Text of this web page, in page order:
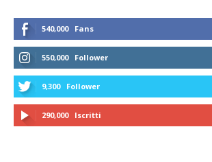
540,000 Fans
550,000 Follower
9,300 Follower
290,000 Iscritti